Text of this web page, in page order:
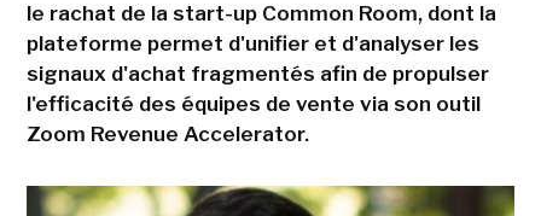
le rachat de la start-up Common Room, dont la
plateforme permet d'unifier et d'analyser les
signaux d'achat fragmentés afin de propulser
l'efficacité des équipes de vente via son outil
Zoom Revenue Accelerator.